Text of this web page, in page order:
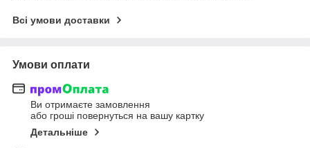
Всі умови доставки
Умови оплати
Ви отримаєте замовлення
або гроші повернуться на вашу картку
Детальніше